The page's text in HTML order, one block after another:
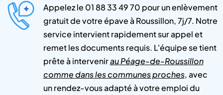
Appelez le 01 88 33 49 70 pour un enlèvement
gratuit de votre épave à Roussillon, 7j/7. Notre
service intervient rapidement sur appel et
remet les documents requis. L'équipe se tient
prête à intervenirau Péage-de-Roussillon
comme dans les communes proches, avec
un rendez-vous adapté à votre emploi du